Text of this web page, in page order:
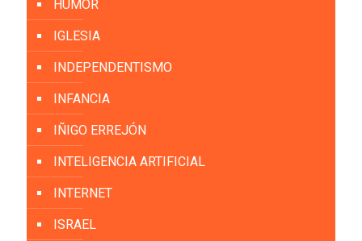
HUMOR
IGLESIA
INDEPENDENTISMO
INFANCIA
IÑIGO ERREJÓN
INTELIGENCIA ARTIFICIAL
INTERNET
ISRAEL